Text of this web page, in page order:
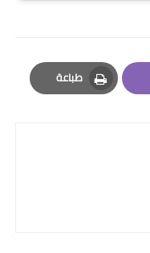
طباعة
Print